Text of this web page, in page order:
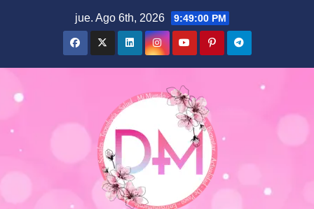
jue. Ago 6th, 2026 9:49:01 PM